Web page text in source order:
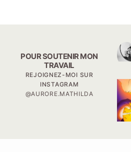
POUR SOUTENIR MON
TRAVAIL
REJOIGNEZ-MOI SUR
INSTAGRAM
@AURORE.MATHILDA